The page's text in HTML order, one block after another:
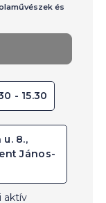
és
- 15.30
8.,
János-
aktív